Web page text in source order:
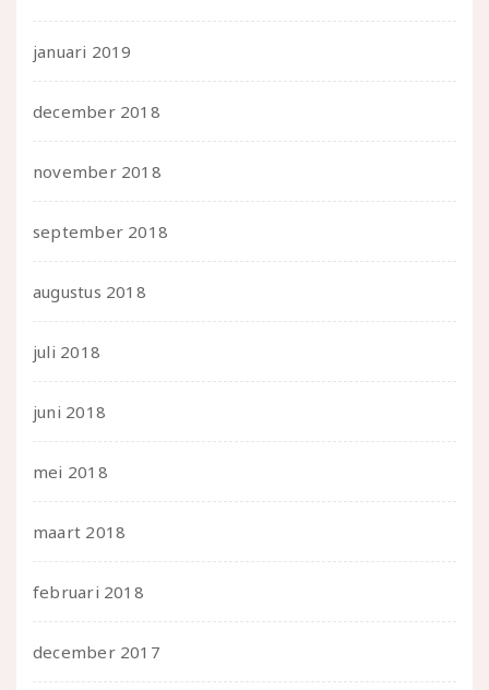
januari 2019
december 2018
november 2018
september 2018
augustus 2018
juli 2018
juni 2018
mei 2018
maart 2018
februari 2018
december 2017